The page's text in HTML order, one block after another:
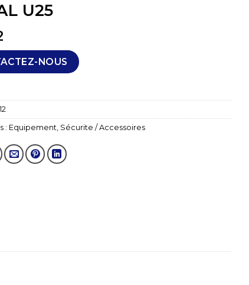
U25
NOUS
: Equipement, Sécurite / Accessoires